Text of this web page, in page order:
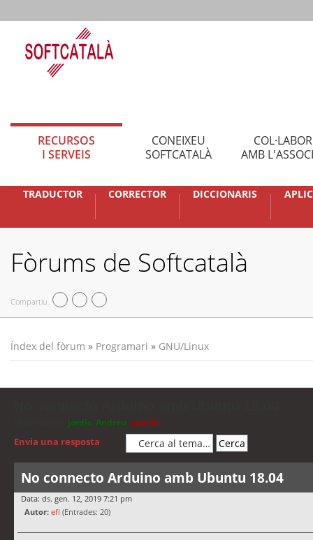
RECURSOS
I SERVEIS
CONEIXEU
SOFTCATALÀ
AMB
TRADUCTOR CORRECTOR DICCIONARIS
Fòrums de Softcatalà
Compartiu
Índex del fòrum » Programari » GNU/Linux
jordis Andreu cubells
Envia una resposta
No connecto Arduino amb Ubuntu 18.04
Data: ds. gen. 12, 2019 7:21 pm
Autor: efl (Entrades: 20)